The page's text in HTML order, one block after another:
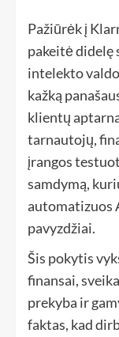
Pažiūrėk į
pakeitė didelę
intelekto
kažką
klientų
tarnautojų,
įrangos
samdymą,
automatizuos
pavyzdžiai.
Šis pokytis
finansai,
prekyba ir
faktas, kad